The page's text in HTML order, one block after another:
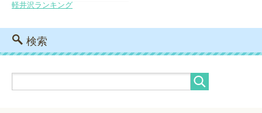
軽井沢ランキング
検索